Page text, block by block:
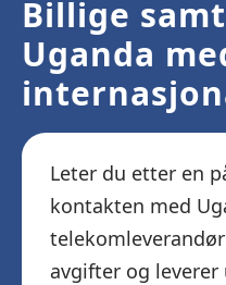
Billige
Uganda
Leter du etter en
kontakten med
avgifter og